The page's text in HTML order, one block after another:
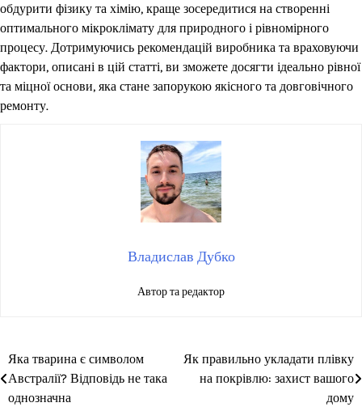
обдурити фізику та хімію, краще зосередитися на створенні
оптимального мікроклімату для природного і рівномірного
процесу. Дотримуючись рекомендацій виробника та враховуючи
фактори, описані в цій статті, ви зможете досягти ідеально рівної
та міцної основи, яка стане запорукою якісного та довговічного
ремонту.
Владислав Дубко
Автор та редактор
Навігація
записів
Яка тварина є символом
Австралії? Відповідь не така
однозначна
Як правильно укладати плівку
на покрівлю: захист вашого
дому